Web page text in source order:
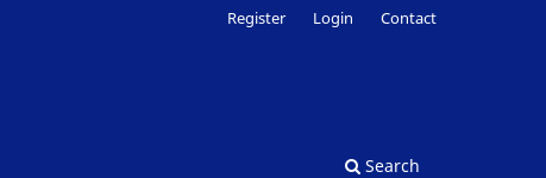
Search
Register Login Contact